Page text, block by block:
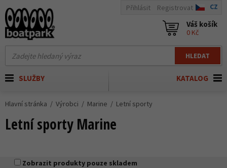
HLEDAT
Přihlásit Registrovat CZ
Váš košík
0 Kč
KATALOG
SLUŽBY
Hlavní stránka Výrobci Marine Letní sporty
Letní sporty Marine
Zobrazit produkty pouze skladem